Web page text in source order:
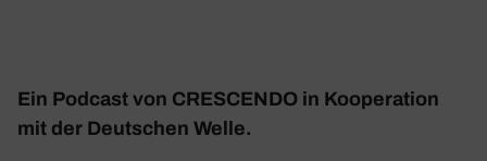
Ein Podcast von CRESCENDO in Koope­ra­tion
mit der Deut­schen Welle.